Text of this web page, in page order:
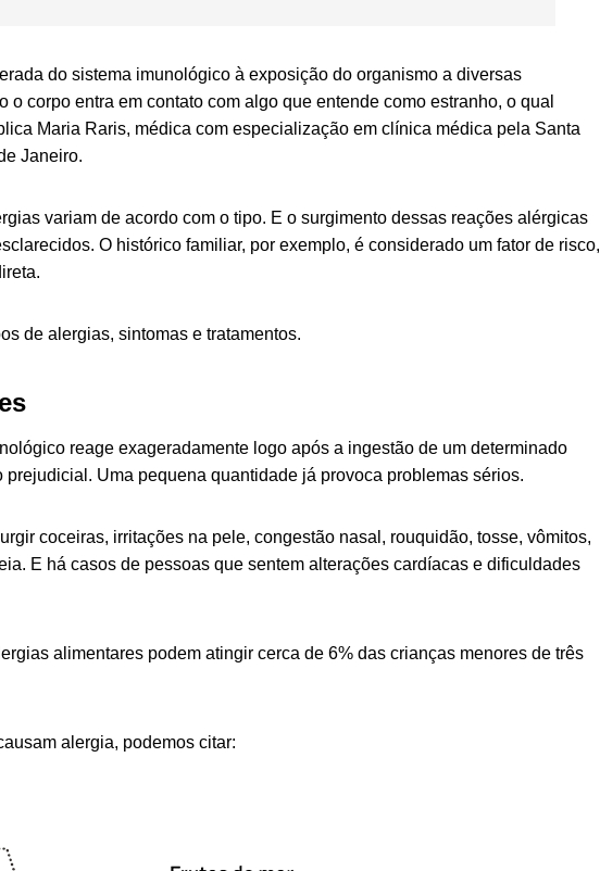
do sistema imunológico à exposição do organismo a diversas
o corpo entra em contato com algo que entende como estranho, o qual
Maria Raris, médica com especialização em clínica médica pela Santa
Janeiro.
variam de acordo com o tipo. E o surgimento dessas reações alérgicas
O histórico familiar, por exemplo, é considerado um fator de risco,
de alergias, sintomas e tratamentos.
reage exageradamente logo após a ingestão de um determinado
Uma pequena quantidade já provoca problemas sérios.
coceiras, irritações na pele, congestão nasal, rouquidão, tosse, vômitos,
E há casos de pessoas que sentem alterações cardíacas e dificuldades
alimentares podem atingir cerca de 6% das crianças menores de três
alergia, podemos citar: